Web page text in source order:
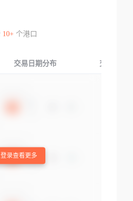
10+个港口
交易日期分布 交易产品
登录查看更多